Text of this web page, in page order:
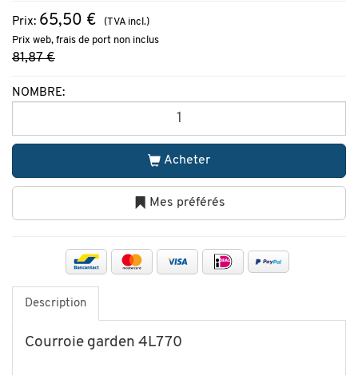
Prix: 65,50 €
(TVA incl.)
Prix web, frais de port non inclus
81,87 €
NOMBRE:
Acheter
Mes préférés
Description
Courroie garden 4L770